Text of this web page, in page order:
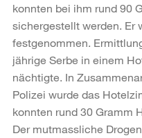
konnten bei ihm rund 90
sichergestellt werden. Er
festgenommen.
jährige Serbe in einem
nächtigte. In
Polizei wurde das
konnten rund 30 Gramm
Der mutmassliche